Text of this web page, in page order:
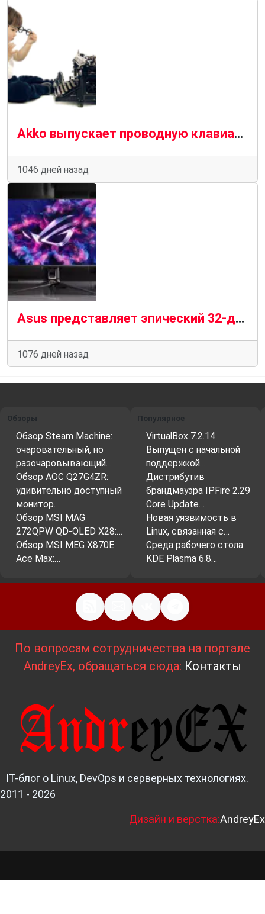
Akko выпускает проводную клавиатуру для ПК в честь 7-й годовщины Mod 007 с фантастическим рисунком
1046 дней назад
Asus представляет эпический 32-дюймовый монитор ROG Swift PG32UCDM 4K QD-OLED с G-Sync 240 Гц
1076 дней назад
Обзоры
Обзор Steam Machine:
очаровательный, но
разочаровывающий…
Обзор AOC Q27G4ZR:
удивительно доступный
монитор…
Обзор MSI MAG
272QPW QD-OLED X28:…
Обзор MSI MEG X870E
Ace Max:…
Популярное
VirtualBox 7.2.14
Выпущен с начальной
поддержкой…
Дистрибутив
брандмауэра IPFire 2.29
Core Update…
Новая уязвимость в
Linux, связанная с…
Среда рабочего стола
KDE Plasma 6.8…
По вопросам сотрудничества на портале
AndreyEx, обращаться сюда: Контакты
IT-блог о Linux, DevOps и серверных технологиях.
2011 - 2026
Дизайн и верстка:AndreyEx